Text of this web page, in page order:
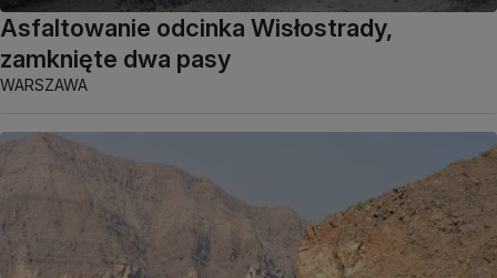
Asfaltowanie odcinka Wisłostrady,
zamknięte dwa pasy
WARSZAWA